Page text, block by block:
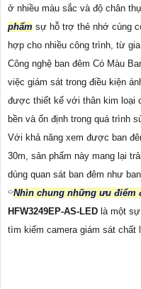
ở nhiều màu sắc và độ chân
phẩm sự hỗ trợ thẻ nhớ cùng
hợp cho nhiều công trình, từ
Công nghệ ban đêm Có Màu
việc giám sát trong điều kiện
được thiết kế với thân kim loại
bền và ổn định trong quá trình
Với khả năng xem được ban
30m, sản phẩm này mang lại
dùng quan sát ban đêm như
⌔Nhìn chung những ưu điểm
HFW3249EP-AS-LED là một
tìm kiếm camera giám sát chất